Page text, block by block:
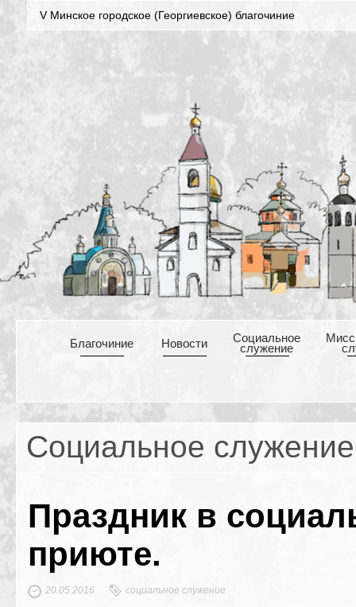
V Минское городское (Георгиевское) благочиние
Благочиние Новости Cоциальное
служение
Социальное служение
Праздник в
приюте.
20.05.2016 социальное служение